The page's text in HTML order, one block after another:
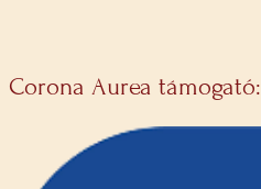
Corona Aurea támogató: